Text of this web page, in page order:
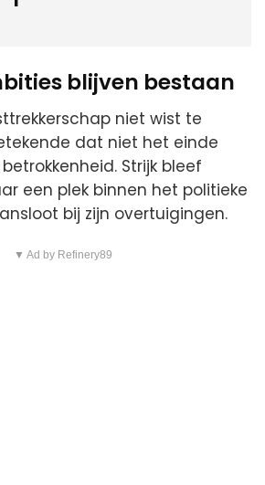
blijven bestaan
niet wist te
dat niet het einde
Strijk bleef
een plek binnen het politieke
bij zijn overtuigingen.
▼ Ad by Refinery89